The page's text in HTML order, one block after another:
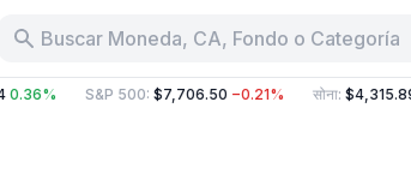
Buscar Moneda, CA, Fondo o Categoría
0.36% S&P 500:$7,706.50 −0.21% सोना:$4,315.89